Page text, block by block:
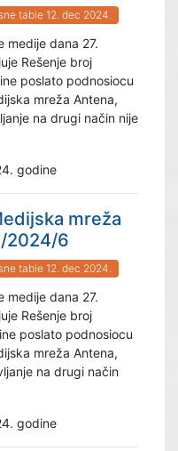
table 12. dec 2024.
medije dana 27.
Rešenje broj
poslato podnosiocu
mreža Antena,
na drugi način nije
godine
mreža
2024/6
table 12. dec 2024.
medije dana 27.
Rešenje broj
poslato podnosiocu
mreža Antena,
na drugi način
godine